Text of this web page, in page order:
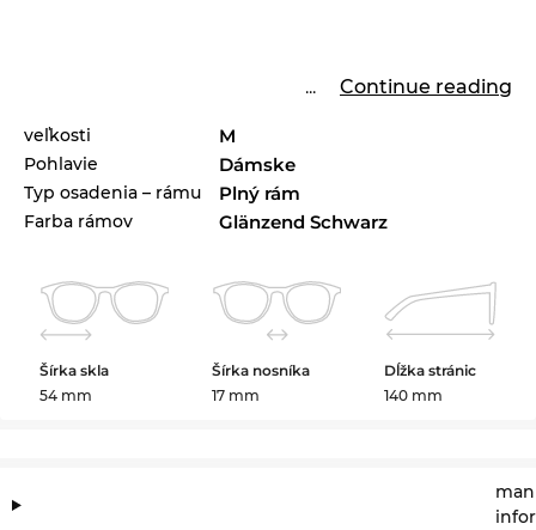
... Continue reading
veľkosti M
Pohlavie Dámske
Typ osadenia – rámu Plný rám
Farba rámov Glänzend Schwarz
Šírka skla
54 mm
Šírka nosníka
17 mm
Dĺžka stránic
140 mm